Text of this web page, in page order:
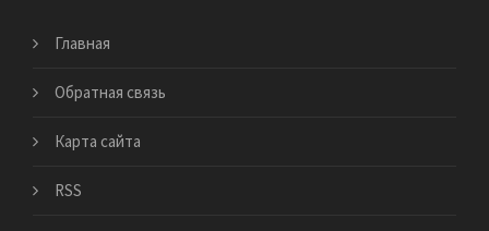
Главная
Обратная связь
Карта сайта
RSS